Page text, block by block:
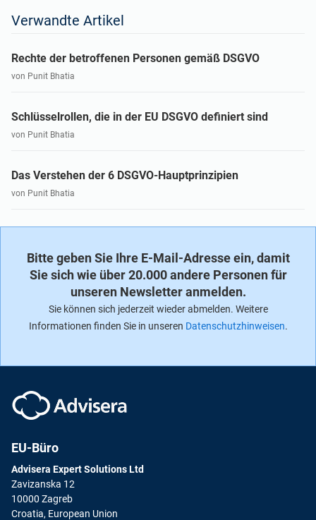
Verwandte Artikel
Rechte der betroffenen Personen gemäß DSGVO
von Punit Bhatia
Schlüsselrollen, die in der EU DSGVO definiert sind
von Punit Bhatia
Das Verstehen der 6 DSGVO-Hauptprinzipien
von Punit Bhatia
Bitte geben Sie Ihre E-Mail-Adresse ein, damit
Sie sich wie über 20.000 andere Personen für
unseren Newsletter anmelden.
Sie können sich jederzeit wieder abmelden. Weitere
Informationen finden Sie in unseren Datenschutzhinweisen.
EU-Büro
Advisera Expert Solutions Ltd
Zavizanska 12
10000 Zagreb
Croatia, European Union